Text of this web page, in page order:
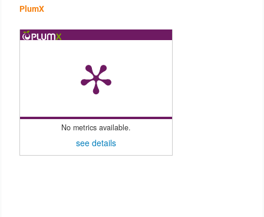
PlumX
No metrics available.
see details